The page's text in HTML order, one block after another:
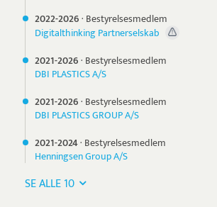
2022-2026· Bestyrelsesmedlem
Digitalthinking Partnerselskab
2021-2026· Bestyrelsesmedlem
DBI PLASTICS A/S
2021-2026· Bestyrelsesmedlem
DBI PLASTICS GROUP A/S
2021-2024· Bestyrelsesmedlem
Henningsen Group A/S
SE ALLE 10